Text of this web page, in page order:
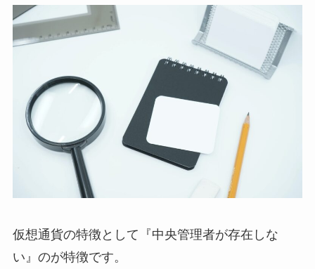
仮想通貨の特徴として『中央管理者が存在しな
い』のが特徴です。